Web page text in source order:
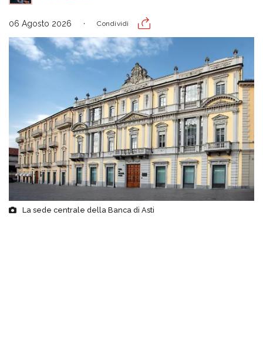
06 Agosto 2026 Condividi
La sede centrale della Banca di Asti